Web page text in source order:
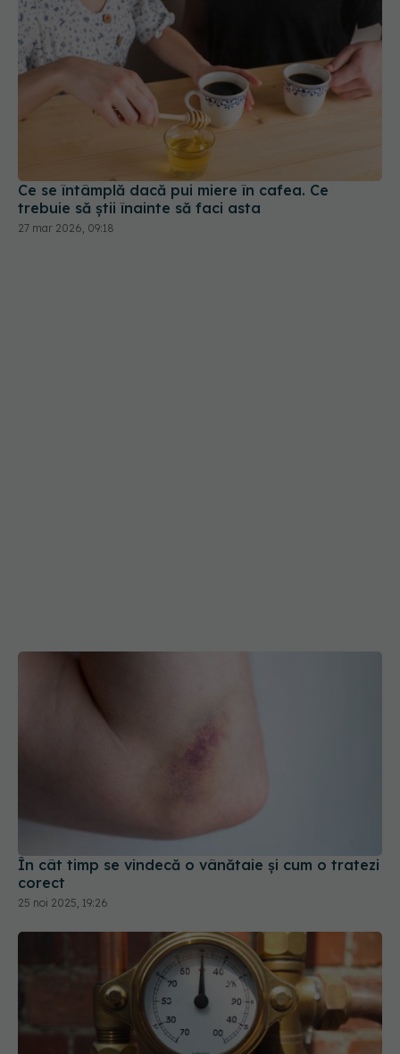
Ce se întâmplă dacă pui miere în cafea. Ce
trebuie să știi înainte să faci asta
27 mar 2026, 09:18
În cât timp se vindecă o vânătaie și cum o tratezi
corect
25 noi 2025, 19:26